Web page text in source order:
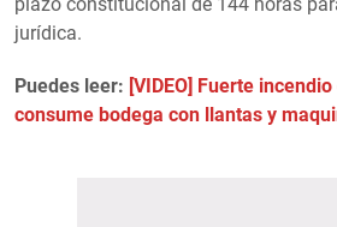
jurídica.
Puedes leer: [VIDEO] Fuerte
consume bodega con llantas y